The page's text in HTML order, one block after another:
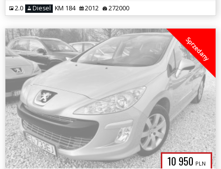
2.0 Diesel KM 184 2012 272000
10 950 PLN
Sprzedany